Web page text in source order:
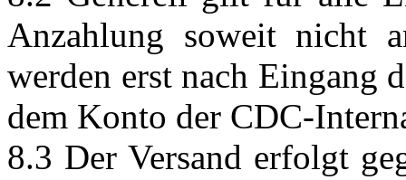
Anzahlung soweit nicht
werden erst nach Eingang
dem Konto der CDC-
8.3 Der Versand erfolgt